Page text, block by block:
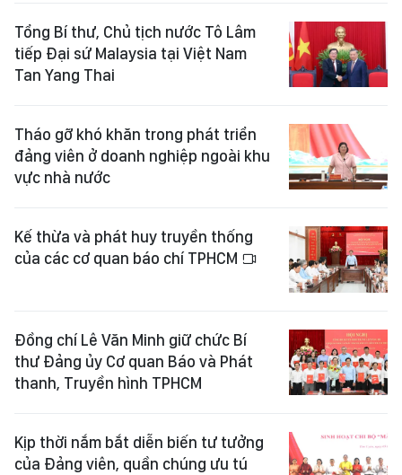
Tổng Bí thư, Chủ tịch nước Tô Lâm
tiếp Đại sứ Malaysia tại Việt Nam
Tan Yang Thai
Tháo gỡ khó khăn trong phát triển
đảng viên ở doanh nghiệp ngoài khu
vực nhà nước
Kế thừa và phát huy truyền thống
của các cơ quan báo chí TPHCM
Đồng chí Lê Văn Minh giữ chức Bí
thư Đảng ủy Cơ quan Báo và Phát
thanh, Truyền hình TPHCM
Kịp thời nắm bắt diễn biến tư tưởng
của Đảng viên, quần chúng ưu tú